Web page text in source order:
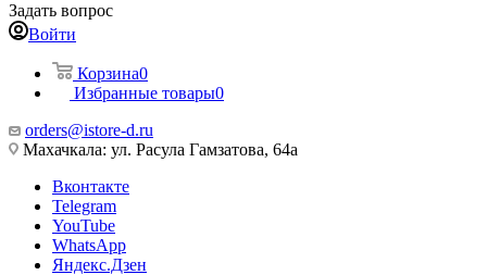
Задать вопрос
Войти
Корзина0
Избранные товары0
orders@istore-d.ru
Махачкала: ул. Расула Гамзатова, 64а
Вконтакте
Telegram
YouTube
WhatsApp
Яндекс.Дзен